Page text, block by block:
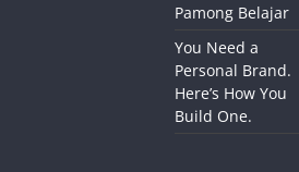
Pamong Belajar
You Need a
Personal Brand.
Here’s How You
Build One.